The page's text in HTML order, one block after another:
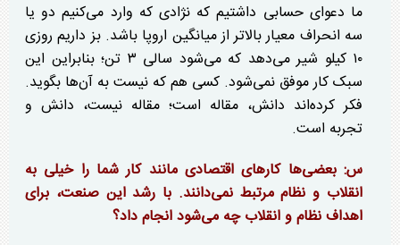
ما دعوای حسابی داشتیم که نژادی که وارد می‌کنیم دو یا
سه انحراف معیار بالاتر از میانگین اروپا باشد. بز داریم روزی
۱۰ کیلو شیر می‌دهد که می‌شود سالی ۳ تن؛ بنابراین این
سبک کار موفق نمی‌شود. کسی هم که نیست به آن‌ها بگوید.
فکر کرده‌اند دانش، مقاله است؛ مقاله نیست، دانش و
تجربه است.
س: بعضی‌ها کار‌های اقتصادی مانند کار شما را خیلی به
انقلاب و نظام مرتبط نمی‌دانند. با رشد این صنعت، برای
اهداف نظام و انقلاب چه می‌شود انجام داد؟